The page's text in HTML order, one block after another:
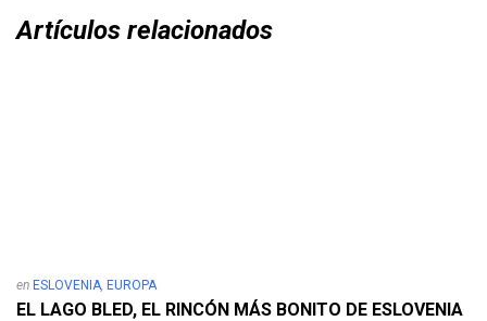
Artículos relacionados
en ESLOVENIA, EUROPA
EL LAGO BLED, EL RINCÓN MÁS BONITO DE ESLOVENIA